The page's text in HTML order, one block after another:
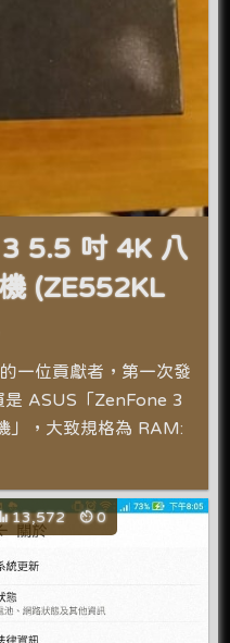
5.5 吋 4K 八
(ZE552KL
一位貢獻者，第一次發
是 ASUS「ZenFone 3
」，大致規格為 RAM:
13,572 0